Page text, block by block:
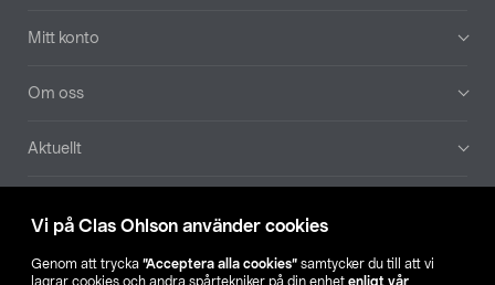
Vi på Clas Ohlson använder cookies
Genom att trycka ”Acceptera alla cookies” samtycker du till att vi
lagrar cookies och andra spårtekniker på din enhet enligt vår
Mitt konto
Om oss
Aktuellt
Hitta butik